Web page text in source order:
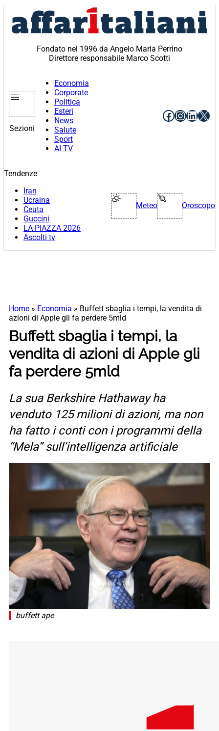
contenuto
Fondato nel 1996 da Angelo Maria Perrino
Direttore responsabile Marco Scotti
Sezioni
Economia
Corporate
Politica
Esteri
News
Salute
Sport
AI TV
Facebook
X
Tendenze
Iran
Ucraina
Ceuta
Guccini
LA PIAZZA 2026
Ascolti tv
Meteo Oroscopo
Home » Economia » Buffett sbaglia i tempi, la vendita di
azioni di Apple gli fa perdere 5mld
Buffett sbaglia i tempi, la
vendita di azioni di Apple gli
fa perdere 5mld
La sua Berkshire Hathaway ha
venduto 125 milioni di azioni, ma non
ha fatto i conti con i programmi della
“Mela” sull’intelligenza artificiale
buffett ape